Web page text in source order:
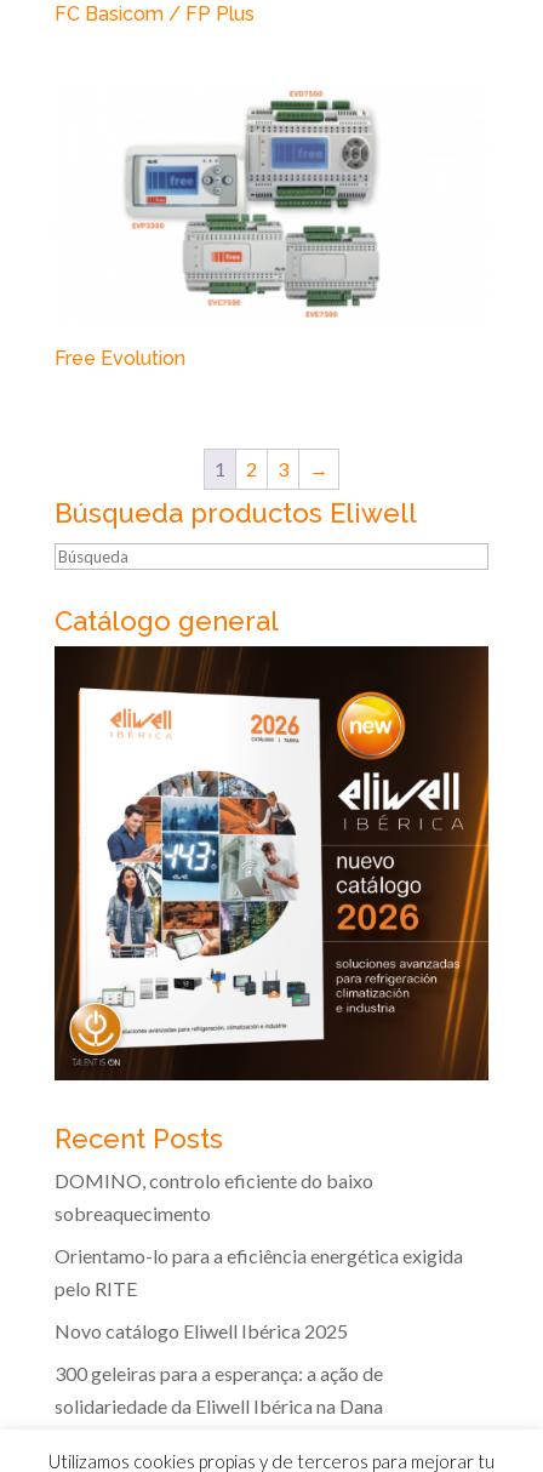
FC Basicom / FP Plus
Free Evolution
1 2 3 →
Búsqueda productos Eliwell
Búsqueda
Catálogo general
Recent Posts
DOMINO, controlo eficiente do baixo
sobreaquecimento
Orientamo-lo para a eficiência energética exigida
pelo RITE
Novo catálogo Eliwell Ibérica 2025
300 geleiras para a esperança: a ação de
solidariedade da Eliwell Ibérica na Dana
Utilizamos cookies propias y de terceros para mejorar tu